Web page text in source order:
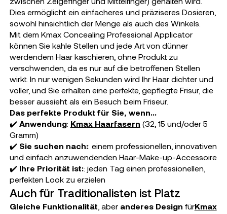
Dies ermöglicht ein einfacheres und präziseres Dosieren,
sowohl hinsichtlich der Menge als auch des Winkels.
Mit dem Kmax Concealing Professional Applicator
können Sie kahle Stellen und jede Art von dünner
werdendem Haar kaschieren, ohne Produkt zu
verschwenden, da es nur auf die betroffenen Stellen
wirkt. In nur wenigen Sekunden wird Ihr Haar dichter und
voller, und Sie erhalten eine perfekte, gepflegte Frisur, die
besser aussieht als ein Besuch beim Friseur.
Das perfekte Produkt für Sie, wenn…
✔️ Anwendung: Kmax Haarfasern (32, 15 und/oder 5
Gramm)
✔️ Sie suchen nach:: einem professionellen, innovativen
und einfach anzuwendenden Haar-Make-up-Accessoire
✔️ Ihre Priorität ist:: jeden Tag einen professionellen,
perfekten Look zu erzielen
Auch für Traditionalisten ist Platz
Gleiche Funktionalität , aber anderes Design fürKmax